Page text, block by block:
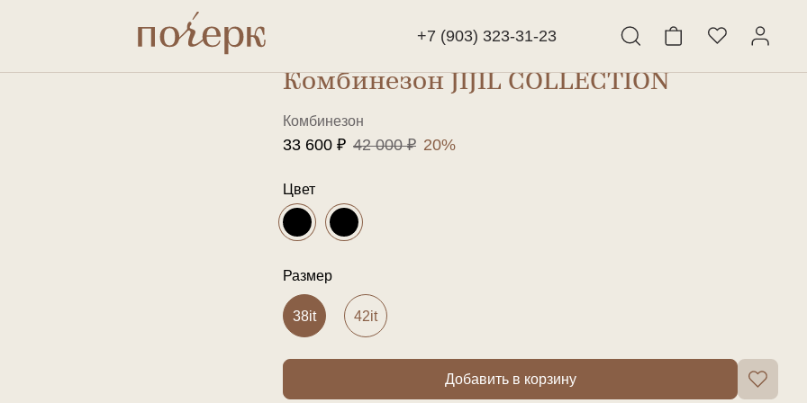
+7 (903) 323-31-23
Найти
Комбинезон JIJIL COLLECTION
Комбинезон
33 600 ₽ 42 000 ₽ 20%
Цвет
Размер
38it 42it
Добавить в корзину